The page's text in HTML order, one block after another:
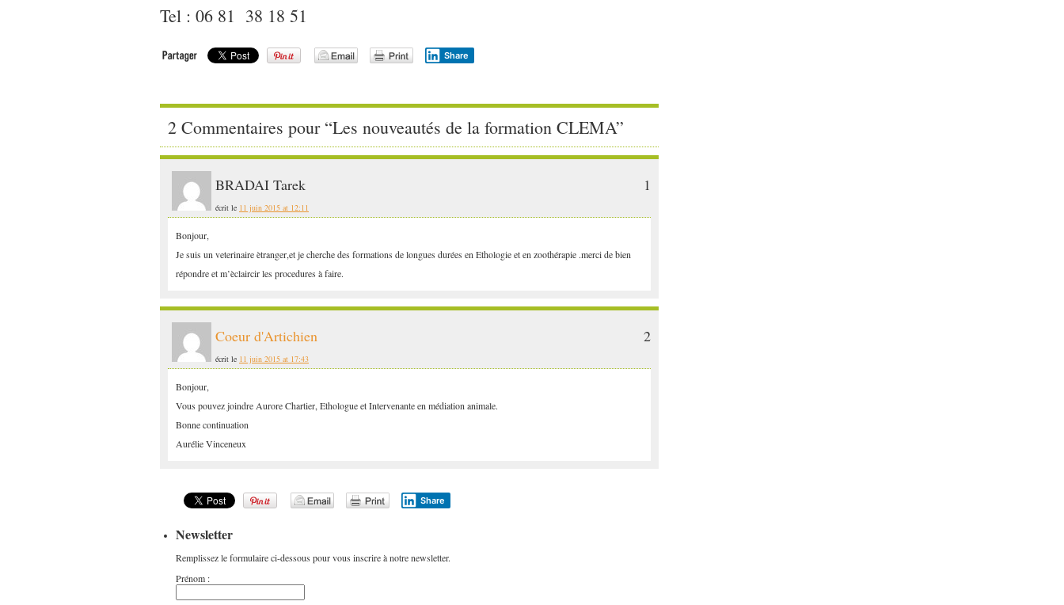
Tel : 06 81 38 18 51
Share
2 Commentaires pour “Les nouveautés de la formation CLEMA”
1
BRADAI Tarek
écrit le 11 juin 2015 at 12:11
Bonjour,
Je suis un veterinaire ètranger,et je cherche des formations de longues durées en Ethologie et en zoothérapie .merci de bien
répondre et m’èclaircir les procedures à faire.
2
Coeur d'Artichien
écrit le 11 juin 2015 at 17:43
Bonjour,
Vous pouvez joindre Aurore Chartier, Ethologue et Intervenante en médiation animale.
Bonne continuation
Aurélie Vinceneux
Share
Newsletter
Remplissez le formulaire ci-dessous pour vous inscrire à notre newsletter.
Prénom :